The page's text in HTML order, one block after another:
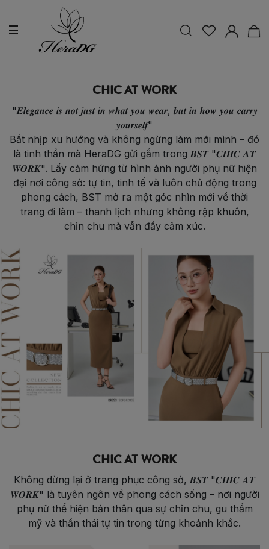
CHIC AT WORK
"𝑬𝒍𝒆𝒈𝒂𝒏𝒄𝒆 𝒊𝒔 𝒏𝒐𝒕 𝒋𝒖𝒔𝒕 𝒊𝒏 𝒘𝒉𝒂𝒕 𝒚𝒐𝒖 𝒘𝒆𝒂𝒓, 𝒃𝒖𝒕 𝒊𝒏 𝒉𝒐𝒘 𝒚𝒐𝒖 𝒄𝒂𝒓𝒓𝒚
𝒚𝒐𝒖𝒓𝒔𝒆𝒍𝒇"
Bắt nhịp xu hướng và không ngừng làm mới mình – đó
là tinh thần mà HeraDG gửi gắm trong 𝑩𝑺𝑻 "𝑪𝑯𝑰𝑪 𝑨𝑻
𝑾𝑶𝑹𝑲". Lấy cảm hứng từ hình ảnh người phụ nữ hiện
đại nơi công sở: tự tin, tinh tế và luôn chủ động trong
phong cách, BST mở ra một góc nhìn mới về thời
trang đi làm – thanh lịch nhưng không rập khuôn,
chỉn chu mà vẫn đầy cảm xúc.
CHIC AT WORK
Không dừng lại ở trang phục công sở, 𝑩𝑺𝑻 "𝑪𝑯𝑰𝑪 𝑨𝑻
𝑾𝑶𝑹𝑲" là tuyên ngôn về phong cách sống – nơi người
phụ nữ thể hiện bản thân qua sự chỉn chu, gu thẩm
mỹ và thần thái tự tin trong từng khoảnh khắc.